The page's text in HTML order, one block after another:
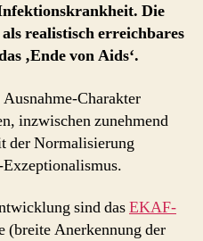
Die
realistisch erreichbares
‚Ende von Aids‘.
Charakter
inzwischen zunehmend
der Normalisierung
sind dasEKAF-
(breite Anerkennung der